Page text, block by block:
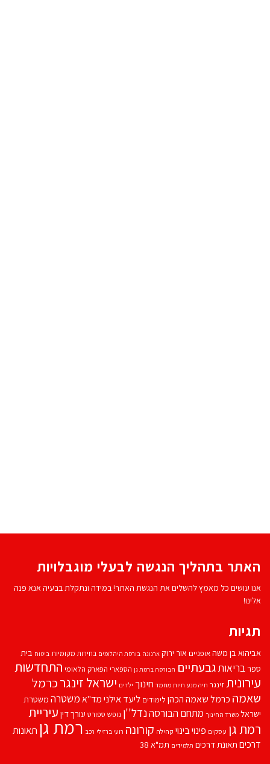
האתר בתהליך הנגשה לבעלי מוגבלויות
אנו עושים כל מאמץ להשלים את הנגשת האתר! במידה ונתקלת בבעיה אנא פנה
אלינו!
תגיות
אביהוא בן משהאופניים אור ירוק ארנונה בורסת היהלומים בחירות מקומיות ביטוח בית
ספרבריאותגבעתיים הבורסה ברמת גן הספארי הפארק הלאומי התחדשות
עירוניתזינגר חיה מנע חיות מחמד חינוך ילדים ישראל זינגרכרמל
שאמה כרמל שאמה הכהן לימודים ליעד אילנימד''אמשטרה משטרת
ישראל משרד החינוך מתחם הבורסהנדל''ן נופש ספורט עורך דין עיריית
רמת גן עסקים פינוי בינוי קהילה קורונה רועי ברזילי רכב רמת גן תאונות
דרכים תאונת דרכים תלמידים תמ"א 38